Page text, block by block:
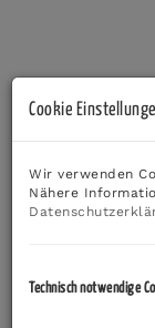
Beschreibung
Cookie
Wir verwenden
Nähere
Technisch notwendige